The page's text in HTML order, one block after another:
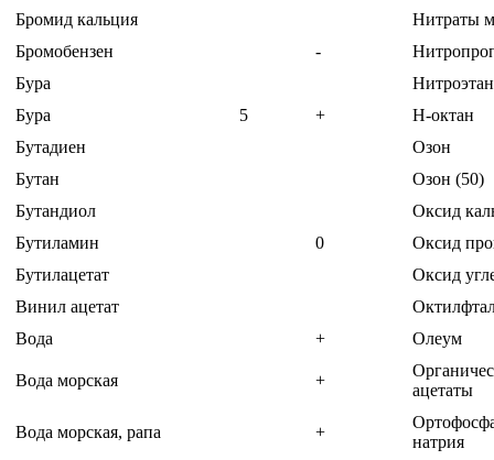
Бромид кальция
Нитраты
Бромобензен
-
Бура
Нитроэтан
Бура
5 +
Н-октан
Бутадиен
Озон
Бутан
Озон (50)
Бутандиол
Оксид
Бутиламин
0
Оксид
Бутилацетат
Оксид
Винил ацетат
Вода
+ Олеум
Вода морская +
ацетаты
Вода морская, рапа +
натрия